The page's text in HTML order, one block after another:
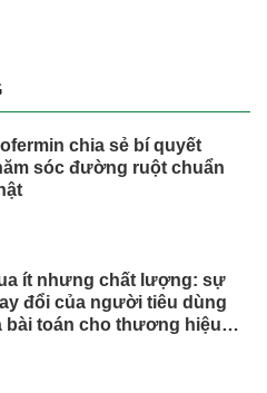
chia sẻ bí quyết
sóc đường ruột chuẩn
ít nhưng chất lượng: sự
đổi của người tiêu dùng
bài toán cho thương hiệu